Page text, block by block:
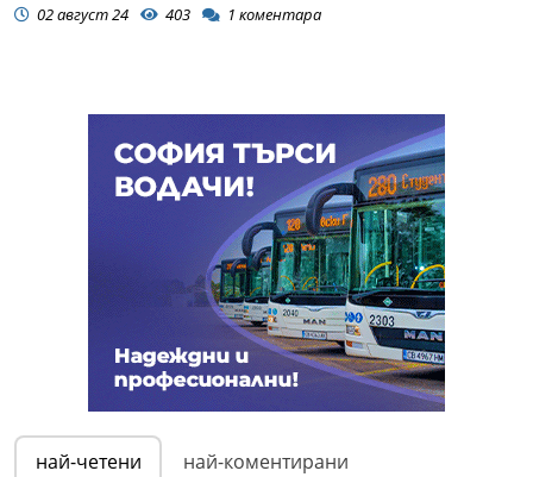
02 август 24 403 1 коментара
най-четени най-коментирани